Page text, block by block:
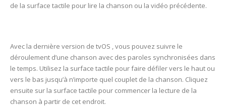
de la surface tactile pour lire la chanson ou la vidéo précédente.
Avec la dernière version de tvOS , vous pouvez suivre le
déroulement d’une chanson avec des paroles synchronisées dans
le temps. Utilisez la surface tactile pour faire défiler vers le haut ou
vers le bas jusqu’à n’importe quel couplet de la chanson. Cliquez
ensuite sur la surface tactile pour commencer la lecture de la
chanson à partir de cet endroit.